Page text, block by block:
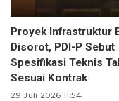
Proyek Infrastruktur
Disorot, PDI-P Sebut
Spesifikasi Teknis
Sesuai Kontrak
29 Juli 2026 11:54